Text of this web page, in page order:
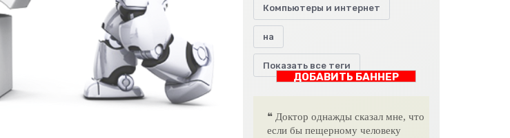
Компьютеры и интернет
на
Показать все теги
ДОБАВИТЬ БАННЕР
❝ Доктор однажды сказал мне, что
если бы пещерному человеку